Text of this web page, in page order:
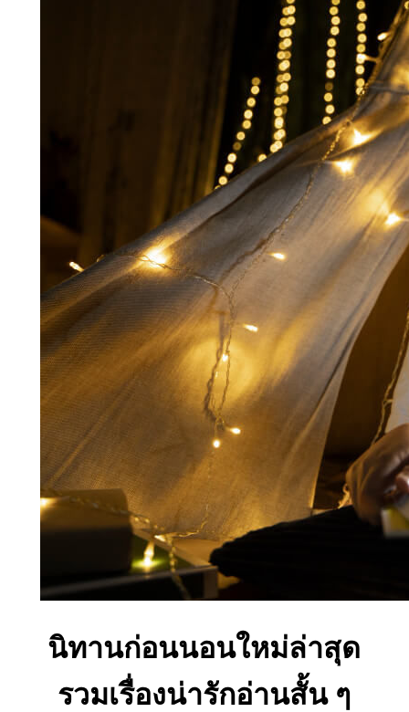
นิทานก่อนนอนใหม่ล่าสุด
รวมเรื่องน่ารักอ่านสั้น ๆ